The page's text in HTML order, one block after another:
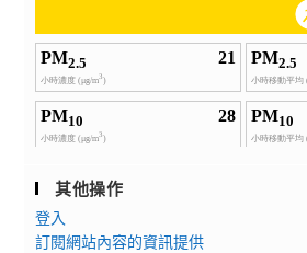
其他操作
登入
訂閱網站內容的資訊提供